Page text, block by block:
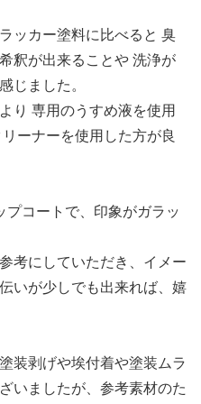
ッカー塗料に比べると 臭
釈が出来ることや 洗浄が
じました。
り 専用のうすめ液を使用
ーナーを使用した方が良
プコートで、印象がガラッ
考にしていただき、イメー
いが少しでも出来れば、嬉
装剥げや埃付着や塗装ムラ
いましたが、参考素材のた